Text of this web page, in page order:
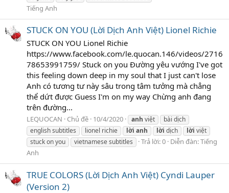
Tiếng Anh
STUCK ON YOU (Lời Dịch Anh Việt) Lionel Richie
STUCK ON YOU Lionel Richie
https://www.facebook.com/le.quocan.146/videos/2716
78653991759/ Stuck on you Đường yêu vướng I've got
this feeling down deep in my soul that I just can't lose
Anh có tương tư này sâu trong tâm tưởng mà chẳng
thể dứt được Guess I'm on my way Chừng anh đang
trên đường...
LEQUOCAN Chủ đề 10/4/2020 anh việt
bài dịch
english subtitles
lionel richie lời anh lời dịch lời việt
stuck on you
vietnamese subtitles Trả lời: 0 Diễn đàn:Tiếng
Anh
TRUE COLORS (Lời Dịch Anh Việt) Cyndi Lauper
(Version 2)